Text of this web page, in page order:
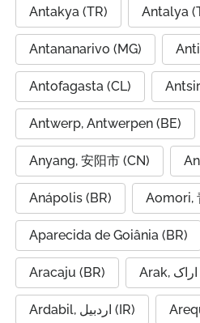
Antakya (TR) Antalya
Antananarivo (MG)
Antofagasta (CL)
Antwerp, Antwerpen (BE)
Anyang, 安阳市 (CN)
Anápolis (BR) Aomori,
Aparecida de Goiânia (BR)
Aracaju (BR)
Ardabil, اردبیل (IR)